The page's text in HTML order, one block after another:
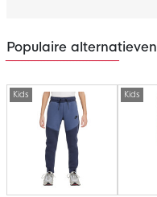
Populaire alternatieven
Kids Kids